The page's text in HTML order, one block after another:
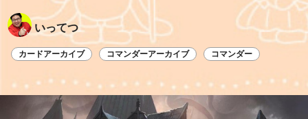
いってつ
カードアーカイブ コマンダーアーカイブ コマンダー